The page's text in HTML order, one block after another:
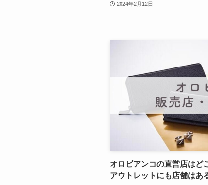
2024年2月12日
オロビアンコの直営店はど
アウトレットにも店舗はあ